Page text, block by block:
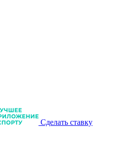
Сделать ставку